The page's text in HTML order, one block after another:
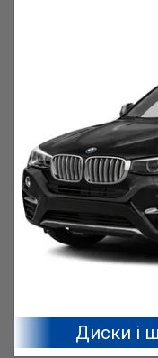
Диски і